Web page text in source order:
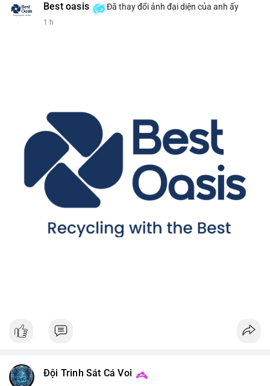
Best oasis Đã thay đổi ảnh đại diện của anh ấy
1 h
Đội Trinh Sát Cá Voi